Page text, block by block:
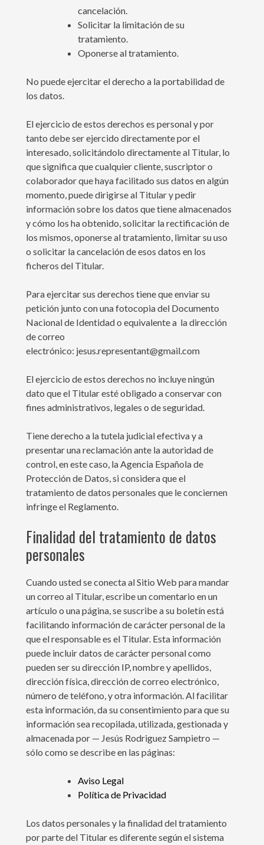
cancelación.
Solicitar la limitación de su
tratamiento.
Oponerse al tratamiento.
No puede ejercitar el derecho a la portabilidad de
los datos.
El ejercicio de estos derechos es personal y por
tanto debe ser ejercido directamente por el
interesado, solicitándolo directamente al Titular, lo
que significa que cualquier cliente, suscriptor o
colaborador que haya facilitado sus datos en algún
momento, puede dirigirse al Titular y pedir
información sobre los datos que tiene almacenados
y cómo los ha obtenido, solicitar la rectificación de
los mismos, oponerse al tratamiento, limitar su uso
o solicitar la cancelación de esos datos en los
ficheros del Titular.
Para ejercitar sus derechos tiene que enviar su
petición junto con una fotocopia del Documento
Nacional de Identidad o equivalente a la dirección
de correo
electrónico: jesus.representant@gmail.com
El ejercicio de estos derechos no incluye ningún
dato que el Titular esté obligado a conservar con
fines administrativos, legales o de seguridad.
Tiene derecho a la tutela judicial efectiva y a
presentar una reclamación ante la autoridad de
control, en este caso, la Agencia Española de
Protección de Datos, si considera que el
tratamiento de datos personales que le conciernen
infringe el Reglamento.
Finalidad del tratamiento de datos
personales
Cuando usted se conecta al Sitio Web para mandar
un correo al Titular, escribe un comentario en un
artículo o una página, se suscribe a su boletín está
facilitando información de carácter personal de la
que el responsable es el Titular. Esta información
puede incluir datos de carácter personal como
pueden ser su dirección IP, nombre y apellidos,
dirección física, dirección de correo electrónico,
número de teléfono, y otra información. Al facilitar
esta información, da su consentimiento para que su
información sea recopilada, utilizada, gestionada y
almacenada por — Jesús Rodriguez Sampietro —
sólo como se describe en las páginas:
Aviso Legal
Política de Privacidad
Los datos personales y la finalidad del tratamiento
por parte del Titular es diferente según el sistema